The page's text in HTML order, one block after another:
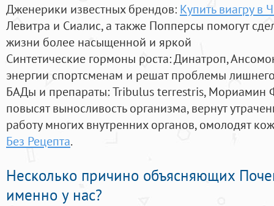
Дженерики известных брендов: Купить виагру в
Левитра и Сиалис, а также Попперсы помогут
жизни более насыщенной и яркой
Синтетические гормоны роста: Динатроп,
энергии спортсменам и решат проблемы
БАДы и препараты:Tribulus terrestris, Мориамин
повысят выносливость организма, вернут
работу многих внутренних органов, омолодят
Без Рецепта.
Несколько причино объясняющих
именно у нас?